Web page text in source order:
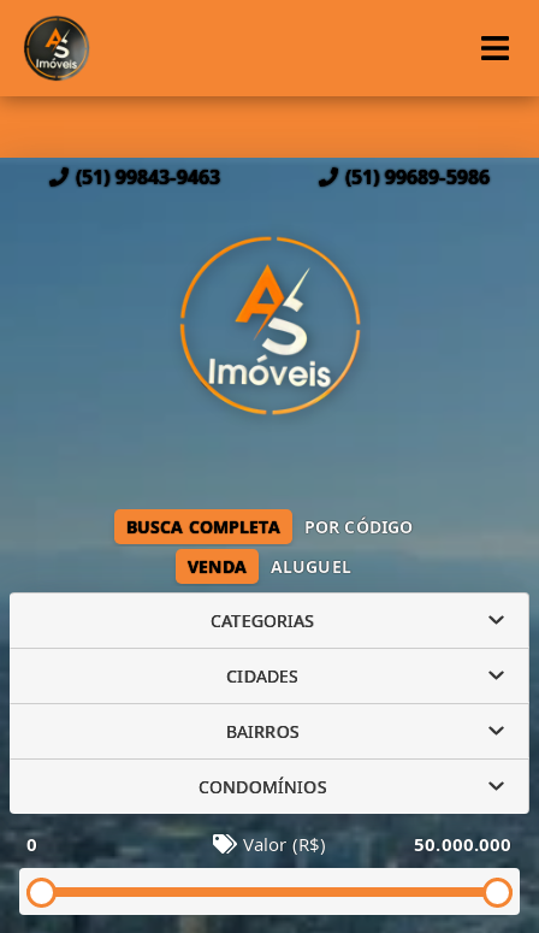
(51) 99843-9463 (51) 99689-5986
VENDA ALUGUEL
BUSCA COMPLETA POR CÓDIGO
CATEGORIAS
CIDADES
BAIRROS
CONDOMÍNIOS
0 Valor (R$) 50.000.000